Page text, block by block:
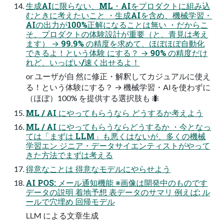
生成AIに限らない、ML・AIをプロダクトに組み込
むときに考えたいこと ・生成AIを含め、機械学習・
AIの出力が100%正解になることは無い ・だからこ
そ、プロダクトの体験設計が重要（と、青見は考え
ます） → 99.9% の精度を求めて、ほぼほぼ自動化
できるよ！という体験 にする？ → 90% の精度だけ
れど、いっぱい/速く出せるよ！
or ユーザが自 然に修正・解釈してカジュアルに使え
る！という体験にする？ → 機械学習・AIを使わずに
（ほぼ）100% を提供する選択肢も 🐜
ML / AI にやってもらうなら どうするか考えよう
ML / AI にやってもらうならどうするか ・今となっ
ては「まずは LLM」も悪くはないが、多くの機械
学習エン ジニア・データサイエンティストがやって
きた方法でまずは考える
得意なことは 得意なモデルにやらせよう
AI POS: メール通知機能 ※画像は開発中のものです
データの説明 着地予想 表データのサマリ 例えば: ル
ールで穴埋め 回帰モデル
LLM による文章生成